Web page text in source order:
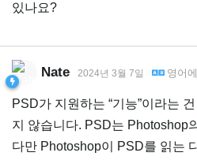
있나요?
Nate 2024년 3월 7일 영어
PSD가 지원하는 “기능”이라는
지 않습니다. PSD는 Photoshop
다만 Photoshop이 PSD를 읽는